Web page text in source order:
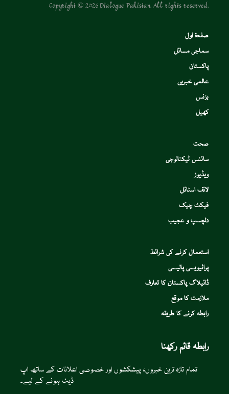
Copyright © 2026 Dialogue Pakistan. All rights reserved.
صفحۂ اول
سماجی مسائل
پاکستان
عالمی خبریں
بزنس
کھیل
صحت
سائنس ٹیکنالوجی
ویڈیوز
لائف اسٹائل
فیکٹ چیک
دلچسپ و عجیب
استعمال کرنے کی شرائط
پرائیویسی پالیسی
ڈائیلاگ پاکستان کا تعارف
ملازمت کا موقع
رابطہ کرنے کا طریقہ
رابطہ قائم رکھنا
تمام تازہ ترین خبروں، پیشکشوں اور خصوصی اعلانات کے ساتھ اپ
ڈیٹ ہونے کے لیے۔